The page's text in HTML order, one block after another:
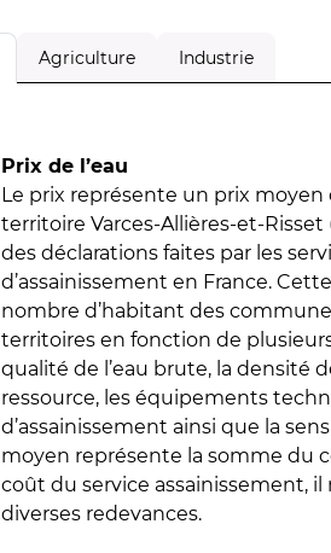
Agriculture Industrie
Prix de l’eau
Le prix représente un prix
territoire Varces-Allières-et-Risset
des déclarations faites par les
d’assainissement en France.
nombre d’habitant des
territoires en fonction de
qualité de l’eau brute, la densité
ressource, les équipements
d’assainissement ainsi que la
moyen représente la somme du
coût du service assainissement,
diverses redevances.